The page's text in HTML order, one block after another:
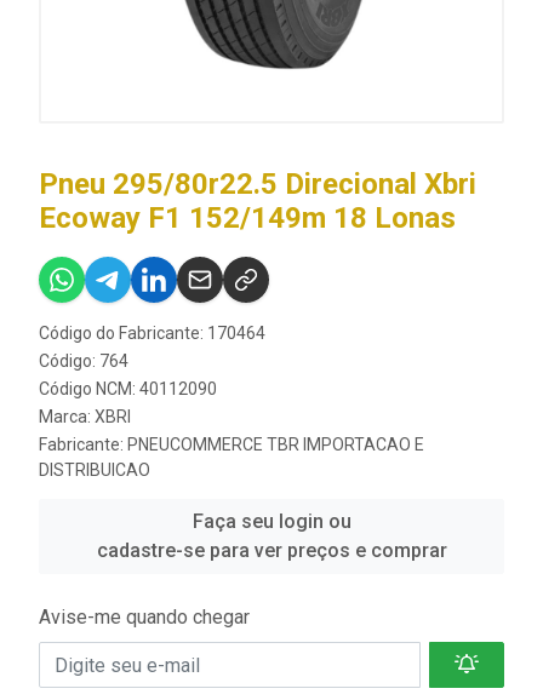
Pneu 295/80r22.5 Direcional Xbri
Ecoway F1 152/149m 18 Lonas
Código do Fabricante: 170464
Código: 764
Código NCM: 40112090
Marca: XBRI
Fabricante: PNEUCOMMERCE TBR IMPORTACAO E
DISTRIBUICAO
Faça seu login ou
cadastre-se para ver preços e comprar
Avise-me quando chegar